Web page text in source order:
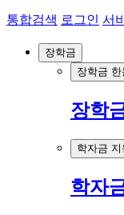
통합검색 로그인 서
장학금
장학금 한
장학
학자금
학자